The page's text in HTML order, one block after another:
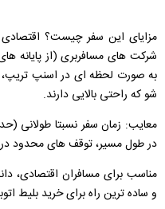
مزایای این سفر چیست؟
شرکت ‌های مسافربری (از پایانه
‌شو که راحتی بالایی دارند.
در طول مسیر، توقف ‌های محدود در
مناسب برای مسافران اقتصادی،
و ساده ‌ترین راه برای خرید بلیط